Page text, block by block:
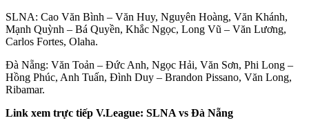
SLNA: Cao Văn Bình – Văn Huy, Nguyên Hoàng, Văn Khánh,
Mạnh Quỳnh – Bá Quyền, Khắc Ngọc, Long Vũ – Văn Lương,
Carlos Fortes, Olaha.
Đà Nẵng: Văn Toản – Đức Anh, Ngọc Hải, Văn Sơn, Phi Long –
Hồng Phúc, Anh Tuấn, Đình Duy – Brandon Pissano, Văn Long,
Ribamar.
Link xem trực tiếp V.League: SLNA vs Đà Nẵng